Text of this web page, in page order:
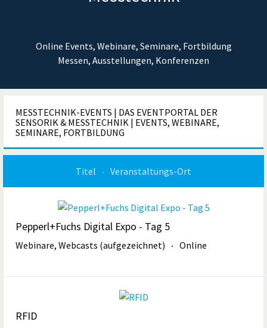
Online Events, Webinare, Seminare, Fortbildung
Messen, Ausstellungen, Konferenzen
MESSTECHNIK-EVENTS | DAS EVENTPORTAL DER
SENSORIK & MESSTECHNIK | EVENTS, WEBINARE,
SEMINARE, FORTBILDUNG
Titel Veranstaltungs-Ort
Pepperl+Fuchs Digital Expo - Tag 5
Webinare, Webcasts (aufgezeichnet) Online
RFID